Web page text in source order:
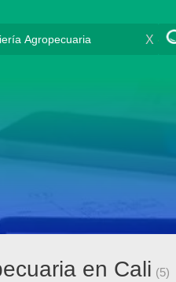
X
en Cali (5)